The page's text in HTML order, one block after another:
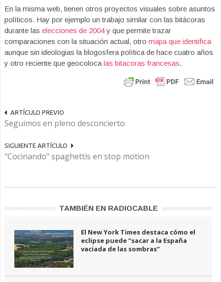
En la misma web, tienen otros proyectos visuales sobre asuntos
políticos. Hay por ejemplo un trabajo similar con las bitácoras
durante las elecciones de 2004y que permite trazar
comparaciones con la situación actual, otro mapa que identifica
aunque sin ideologias la blogosfera política de hace cuatro años
y otro reciente que geocoloca las bitacoras francesas.
ARTÍCULO PREVIO
Seguimos en pleno desconcierto
SIGUIENTE ARTÍCULO
"Cocinando" spaghettis en stop motion
TAMBIÉN EN RADIOCABLE
El New York Times destaca cómo el
eclipse puede “sacar a la España
vaciada de las sombras”